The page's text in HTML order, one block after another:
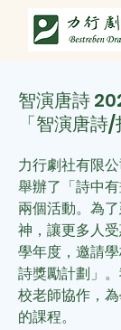
智演唐詩
「智演唐詩
力行劇社有限
舉辦了「詩中
兩個活動。為
神，讓更多人
學年度，邀請
詩獎勵計劃」
校老師協作，
的課程。